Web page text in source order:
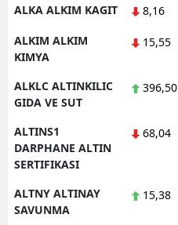
ALKA ALKIM KAGIT 8,16
ALKIM ALKIM
KIMYA
15,55
ALKLC ALTINKILIC
GIDA VE SUT
396,50
ALTINS1
DARPHANE ALTIN
SERTIFIKASI
68,04
ALTNY ALTINAY
SAVUNMA
15,38